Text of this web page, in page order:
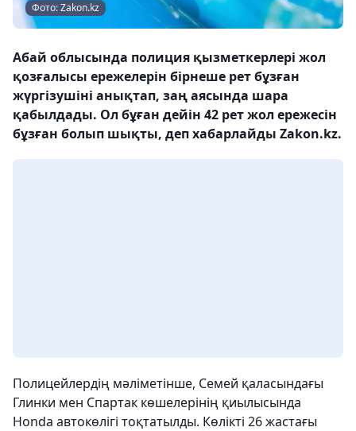
Фото: Zakon.kz
Абай облысында полиция қызметкерлері жол
қозғалысы ережелерін бірнеше рет бұзған
жүргізушіні анықтап, заң аясында шара
қабылдады. Ол бұған дейін 42 рет жол ережесін
бұзған болып шықты, деп хабарлайды Zakon.kz.
Полицейлердің мәліметінше, Семей қаласындағы
Глинки мен Спартак көшелерінің қиылысында
Honda автокөлігі тоқтатылды. Көлікті 26 жастағы